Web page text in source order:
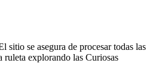
sitio se asegura de procesar todas las
ruleta explorando las Curiosas